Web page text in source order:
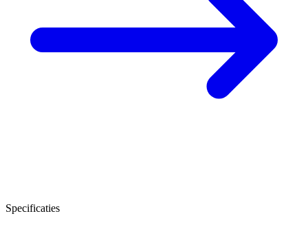
Specificaties